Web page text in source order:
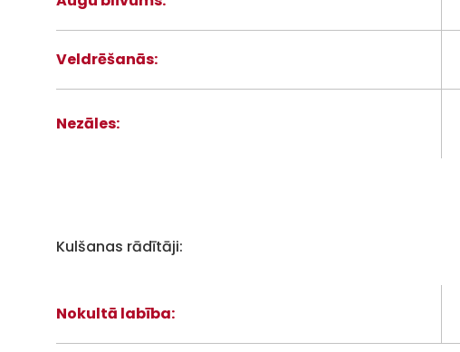
Veldrēšanās:
Nezāles:
Kulšanas rādītāji:
Nokultā labība: